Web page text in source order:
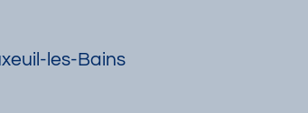
les-Bains